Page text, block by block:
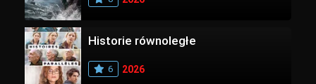
Historie równoległe
6 2026